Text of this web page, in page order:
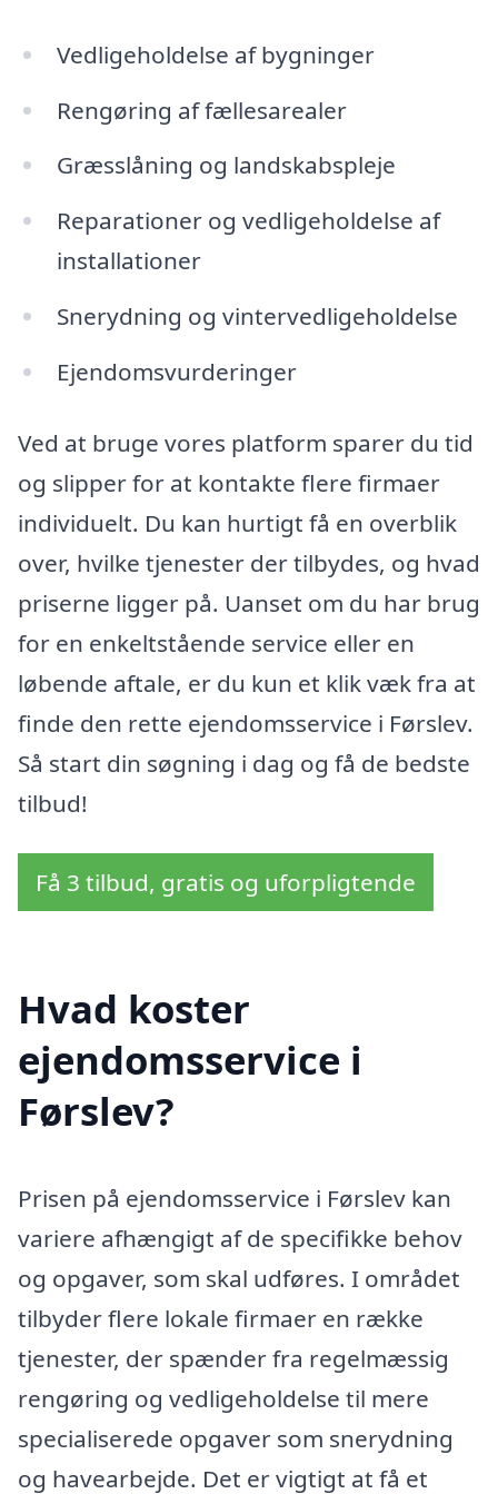
Vedligeholdelse af bygninger
Rengøring af fællesarealer
Græsslåning og landskabspleje
Reparationer og vedligeholdelse af
installationer
Snerydning og vintervedligeholdelse
Ejendomsvurderinger
Ved at bruge vores platform sparer du tid
og slipper for at kontakte flere firmaer
individuelt. Du kan hurtigt få en overblik
over, hvilke tjenester der tilbydes, og hvad
priserne ligger på. Uanset om du har brug
for en enkeltstående service eller en
løbende aftale, er du kun et klik væk fra at
finde den rette ejendomsservice i Førslev.
Så start din søgning i dag og få de bedste
tilbud!
Få 3 tilbud, gratis og uforpligtende
Hvad koster
ejendomsservice i
Førslev?
Prisen på ejendomsservice i Førslev kan
variere afhængigt af de specifikke behov
og opgaver, som skal udføres. I området
tilbyder flere lokale firmaer en række
tjenester, der spænder fra regelmæssig
rengøring og vedligeholdelse til mere
specialiserede opgaver som snerydning
og havearbejde. Det er vigtigt at få et